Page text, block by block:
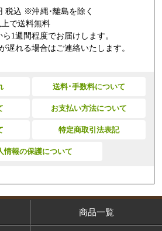
税込 ※沖縄･離島を除く
上で送料無料
1週間程度でお届けします。
れる場合はご連絡いたします。
送料･手数料について
お支払い方法について
特定商取引法表記
情報の保護について
商品一覧